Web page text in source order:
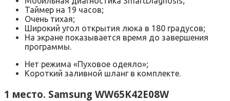
Таймер на 19 часов;
Очень тихая;
Широкий угол открытия люка в 180 градусов;
На экране показывается время до завершения
программы.
Нет режима «Пуховое одеяло»;
Короткий заливной шланг в комплекте.
1 место. Samsung WW65K42E08W